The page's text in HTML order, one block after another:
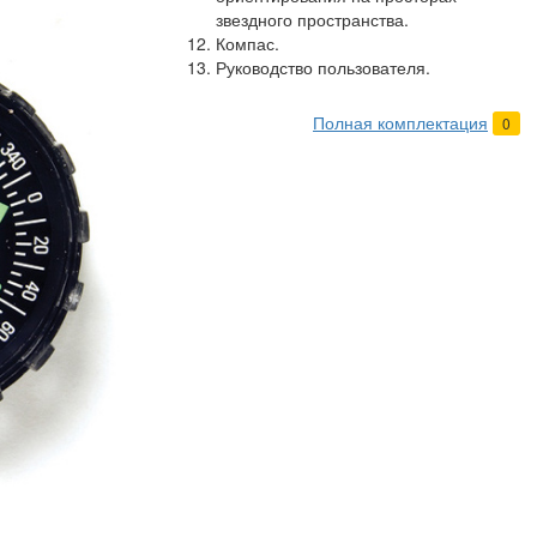
звездного пространства.
Компас.
Руководство пользователя.
Полная комплектация 0